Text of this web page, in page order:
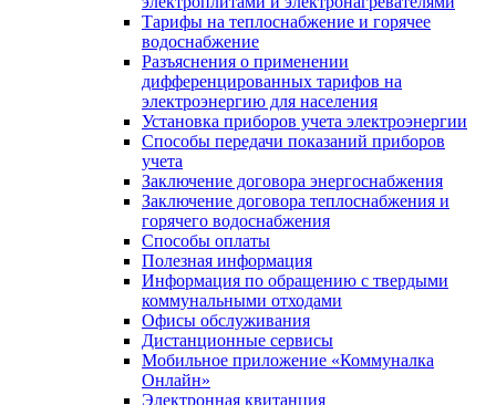
Тарифы на теплоснабжение и горячее
водоснабжение
Разъяснения о применении
дифференцированных тарифов на
электроэнергию для населения
Установка приборов учета электроэнергии
Способы передачи показаний приборов
учета
Заключение договора энергоснабжения
Заключение договора теплоснабжения и
горячего водоснабжения
Способы оплаты
Полезная информация
Информация по обращению с твердыми
коммунальными отходами
Офисы обслуживания
Дистанционные сервисы
Мобильное приложение «Коммуналка
Онлайн»
Электронная квитанция